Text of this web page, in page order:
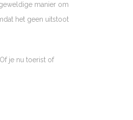
manier om
het geen uitstoot
je nu toerist of